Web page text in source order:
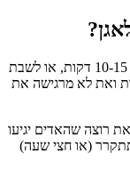
כמה שנעים לך. את יכולה לשבת ישיבה קצרה של 10-15 דקות, או לשבת
ואת לא מרגישה את
רוצה שהאדים יגיעו
(או חצי שעה)